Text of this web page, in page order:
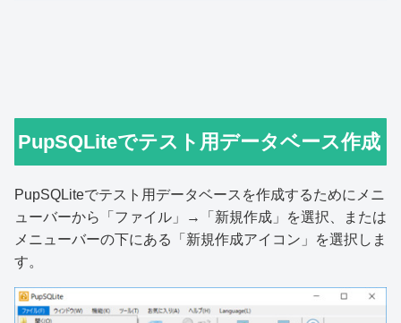
PupSQLiteでテスト用データベース作成
PupSQLiteでテスト用データベースを作成するためにメニ
ューバーから「ファイル」→「新規作成」を選択、または
メニューバーの下にある「新規作成アイコン」を選択しま
す。